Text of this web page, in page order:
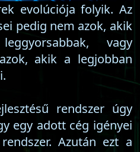
evolúciója folyik. Az
pedig nem azok, akik
vagy
akik a legjobban
rendszer úgy
egy adott cég igényei
Azután ezt a